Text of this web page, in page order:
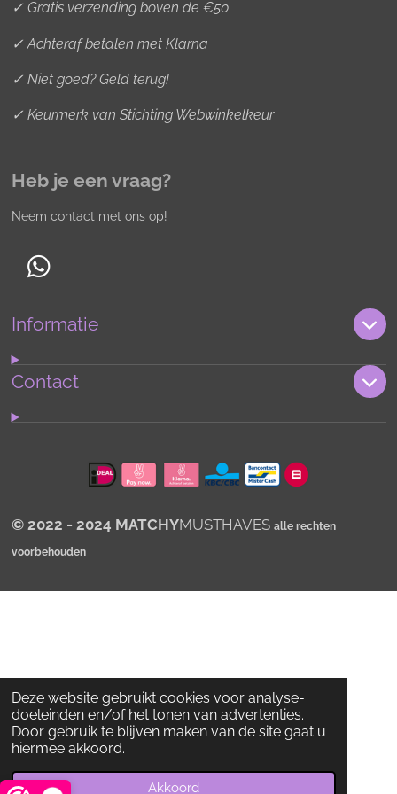
Deze website gebruikt cookies voor analyse-
doeleinden en/of het tonen van advertenties.
Door gebruik te blijven maken van de site gaat u
hiermee akkoord.
Akkoord
✓ Gratis verzending boven de €50
✓ Achteraf betalen met Klarna
✓ Niet goed? Geld terug!
✓ Keurmerk van Stichting Webwinkelkeur
Heb je een vraag?
Neem contact met ons op!
W
a
s
Informatie
Contact
© 2022 - 2024 MATCHYMUSTHAVES alle rechten
voorbehouden